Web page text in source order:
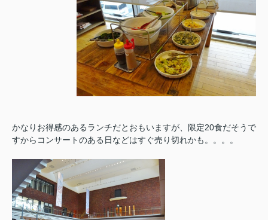
かなりお得感のあるランチだとおもいますが、限定20食だそうで
すからコンサートのある日などはすぐ売り切れかも。。。。